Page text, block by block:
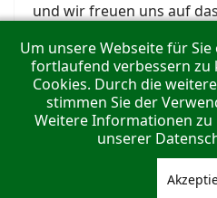
und wir freuen uns auf
Um unsere Webseite für
fortlaufend verbessern zu
Cookies. Durch die
stimmen Sie der
Weitere Informationen zu
unserer